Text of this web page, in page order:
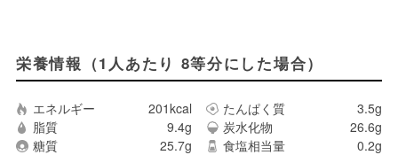
栄養情報（1人あたり 8等分にした場合）
エネルギー 201kcal たんぱく質
3.5g
脂質
9.4g 炭水化物
26.6g
糖質
25.7g 食塩相当量 0.2g